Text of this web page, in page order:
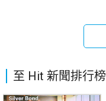
至 Hit 新聞排行榜